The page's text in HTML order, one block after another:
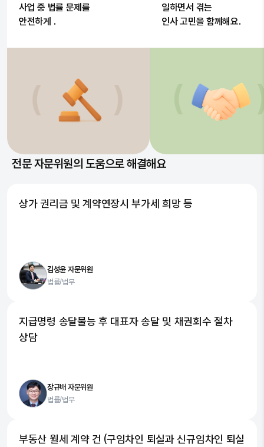
사업 중 법률 문제를
안전하게 .
일하면서 겪는
인사 고민을 함께해요.
전문 자문위원의 도움으로 해결해요
상가 권리금 및 계약연장시 부가세 희망 등
김성윤 자문위원
법률/법무
지급명령 송달불능 후 대표자 송달 및 채권회수 절차
상담
장규배 자문위원
법률/법무
부동산 월세 계약 건 (구임차인 퇴실과 신규임차인 퇴실